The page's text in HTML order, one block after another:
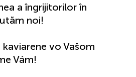
a îngrijitorilor în
noi!
vo Vašom
Vám!